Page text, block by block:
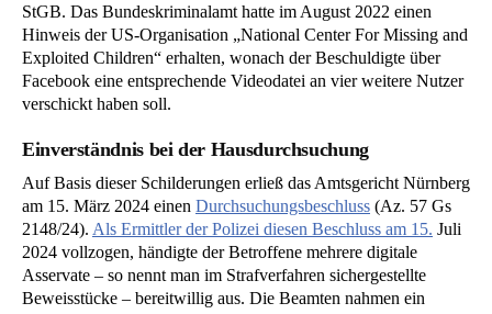
StGB. Das Bundeskriminalamt hatte im August 2022 einen
Hinweis der US-Organisation „National Center For Missing and
Exploited Children“ erhalten, wonach der Beschuldigte über
Facebook eine entsprechende Videodatei an vier weitere Nutzer
verschickt haben soll.
Einverständnis bei der Hausdurchsuchung
Auf Basis dieser Schilderungen erließ das Amtsgericht Nürnberg
am 15. März 2024 einen Durchsuchungsbeschluss (Az. 57 Gs
2148/24). Als Ermittler der Polizei diesen Beschluss am 15. Juli
2024 vollzogen, händigte der Betroffene mehrere digitale
Asservate – so nennt man im Strafverfahren sichergestellte
Beweisstücke – bereitwillig aus. Die Beamten nahmen ein